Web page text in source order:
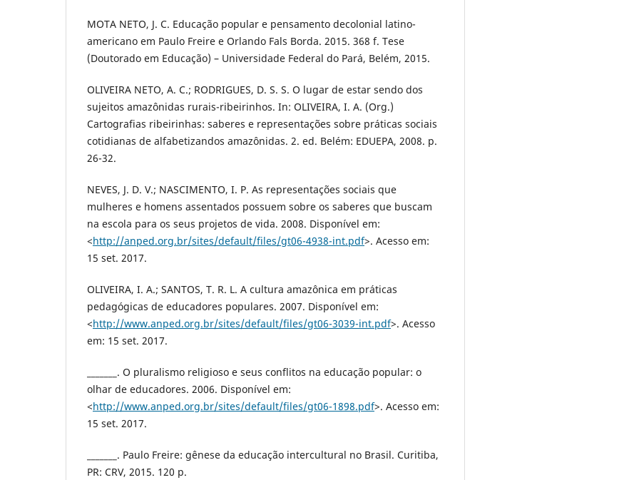
MOTA NETO, J. C. Educação popular e pensamento decolonial latino-
americano em Paulo Freire e Orlando Fals Borda. 2015. 368 f. Tese
(Doutorado em Educação) – Universidade Federal do Pará, Belém, 2015.
OLIVEIRA NETO, A. C.; RODRIGUES, D. S. S. O lugar de estar sendo dos
sujeitos amazônidas rurais-ribeirinhos. In: OLIVEIRA, I. A. (Org.)
Cartografias ribeirinhas: saberes e representações sobre práticas sociais
cotidianas de alfabetizandos amazônidas. 2. ed. Belém: EDUEPA, 2008. p.
26-32.
NEVES, J. D. V.; NASCIMENTO, I. P. As representações sociais que
mulheres e homens assentados possuem sobre os saberes que buscam
na escola para os seus projetos de vida. 2008. Disponível em:
<http://anped.org.br/sites/default/files/gt06-4938-int.pdf>. Acesso em:
15 set. 2017.
OLIVEIRA, I. A.; SANTOS, T. R. L. A cultura amazônica em práticas
pedagógicas de educadores populares. 2007. Disponível em:
<http://www.anped.org.br/sites/default/files/gt06-3039-int.pdf>. Acesso
em: 15 set. 2017.
_______. O pluralismo religioso e seus conflitos na educação popular: o
olhar de educadores. 2006. Disponível em:
<http://www.anped.org.br/sites/default/files/gt06-1898.pdf>. Acesso em:
15 set. 2017.
_______. Paulo Freire: gênese da educação intercultural no Brasil. Curitiba,
PR: CRV, 2015. 120 p.